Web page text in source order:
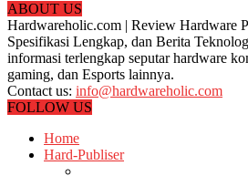
ABOUT US
Hardwareholic.com | Review Hardware
Spesifikasi Lengkap, dan Berita
informasi terlengkap seputar hardware
gaming, dan Esports lainnya.
Contact us: info@hardwareholic.com
FOLLOW US
Home
Hard-Publiser